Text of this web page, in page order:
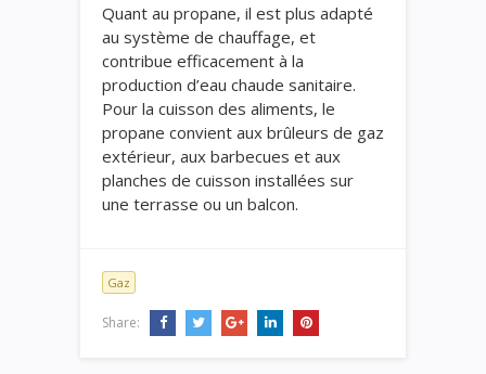
Quant au propane, il est plus adapté
au système de chauffage, et
contribue efficacement à la
production d’eau chaude sanitaire.
Pour la cuisson des aliments, le
propane convient aux brûleurs de gaz
extérieur, aux barbecues et aux
planches de cuisson installées sur
une terrasse ou un balcon.
Gaz
Share: